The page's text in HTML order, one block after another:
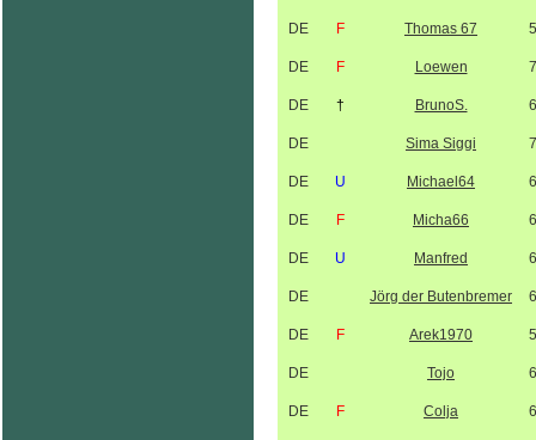
DE F Thomas 67
DE F Loewen
DE † BrunoS.
DE Sima Siggi
DE U Michael64
DE F Micha66
DE U Manfred
DE Jörg der Butenbremer
DE F Arek1970
DE Tojo
DE F Colja